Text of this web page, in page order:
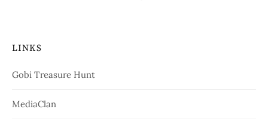
LINKS
Gobi Treasure Hunt
MediaClan